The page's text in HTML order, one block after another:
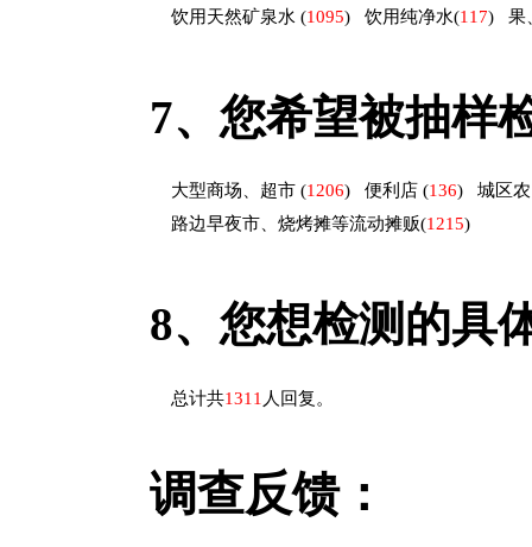
饮用天然矿泉水 (1095) 饮用纯净水(117) 果
7、 您希望被抽样
大型商场、超市 (1206) 便利店 (136)
城区
路边早夜市、烧烤摊等流动摊贩(1215)
8、 您想检测的具
总计共1311 人回复。
调查反馈：